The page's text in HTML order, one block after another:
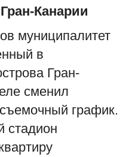
Канарии
муниципалитет
в
Гран-
сменил
график.
стадион